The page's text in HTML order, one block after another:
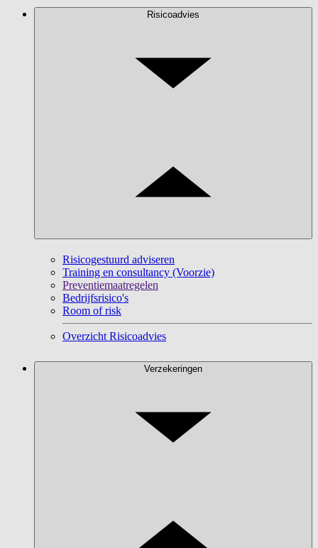
Risicoadvies
Risicogestuurd adviseren
Training en consultancy (Voorzie)
Preventiemaatregelen
Bedrijfsrisico's
Room of risk
Overzicht Risicoadvies
Verzekeringen